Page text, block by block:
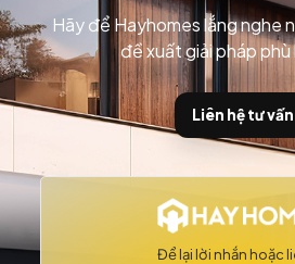
Hãy để Hayhomes lắng nghe
đề xuất giải pháp
Liên hệ tư vấn
Để lại lời nhắn hoặc